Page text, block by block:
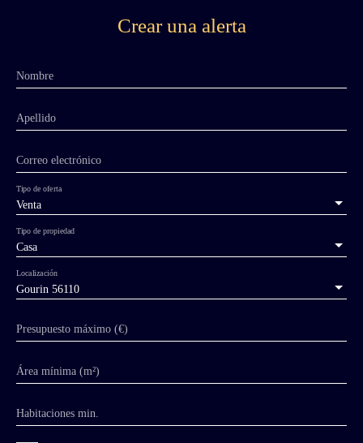
Crear una alerta
Nombre
Apellido
Correo electrónico
Venta
Tipo de oferta
Casa
Tipo de propiedad
Gourin 56110
Localización
Presupuesto máximo (€)
Área mínima (m²)
Habitaciones min.